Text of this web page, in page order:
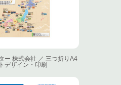
ー 株式会社 ／ 三つ折りA4
デザイン・印刷